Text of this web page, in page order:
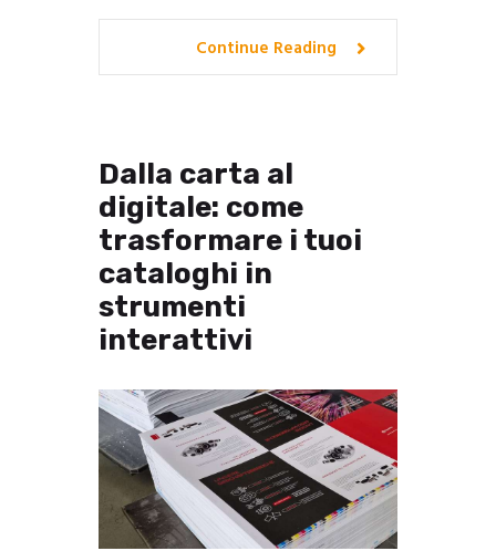
Continue Reading
Dalla carta al
digitale: come
trasformare i tuoi
cataloghi in
strumenti
interattivi